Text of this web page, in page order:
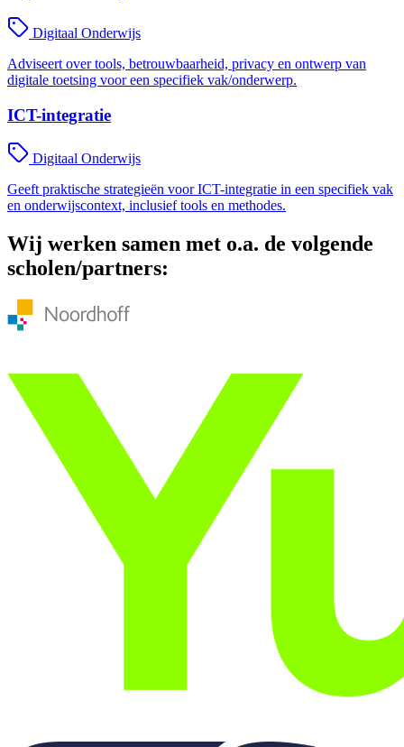
Digitaal Onderwijs
Adviseert over tools, betrouwbaarheid, privacy en ontwerp van
digitale toetsing voor een specifiek vak/onderwerp.
ICT-integratie
Digitaal Onderwijs
Geeft praktische strategieën voor ICT-integratie in een specifiek vak
en onderwijscontext, inclusief tools en methodes.
Wij werken samen met o.a. de volgende
scholen/partners: